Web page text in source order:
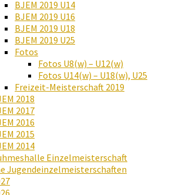
BJEM 2019 U14
BJEM 2019 U16
BJEM 2019 U18
BJEM 2019 U25
Fotos
Fotos U8(w) – U12(w)
Fotos U14(w) – U18(w), U25
Freizeit-Meisterschaft 2019
2018
2017
2016
2015
2014
Einzelmeisterschaft
Jugendeinzelmeisterschaften